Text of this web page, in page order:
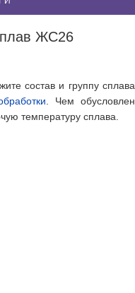
ЖС26
состав и группу сплава
. Чем обусловлен
температуру сплава.